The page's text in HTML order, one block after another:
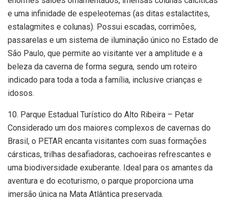
e uma infinidade de espeleotemas (as ditas estalactites,
estalagmites e colunas). Possui escadas, corrimões,
passarelas e um sistema de iluminação único no Estado de
São Paulo, que permite ao visitante ver a amplitude e a
beleza da caverna de forma segura, sendo um roteiro
indicado para toda a toda a família, inclusive crianças e
idosos.
10. Parque Estadual Turístico do Alto Ribeira – Petar
Considerado um dos maiores complexos de cavernas do
Brasil, o PETAR encanta visitantes com suas formações
cársticas, trilhas desafiadoras, cachoeiras refrescantes e
uma biodiversidade exuberante. Ideal para os amantes da
aventura e do ecoturismo, o parque proporciona uma
imersão única na Mata Atlântica preservada.